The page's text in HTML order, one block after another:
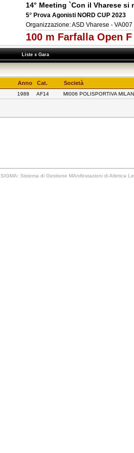
14° Meeting `Con il Vharese si
5° Prova Agonisti NORD CUP 2023
Organizzazione: ASD Vharese -
100 m Farfalla Open F
Liste x Gara
Anno Cat. Società
1988 AF14 MI006 POLISPORTIVA
SIGMA: Sistema di Gestione MAnifestazioni di Atletica